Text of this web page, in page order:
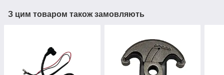
З цим товаром також замовляють